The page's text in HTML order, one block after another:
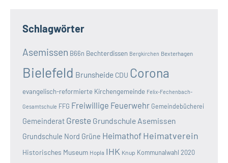
Schlagwörter
Asemissen B66n Bechterdissen Bergkirchen Bexterhagen
Bielefeld Brunsheide CDU Corona
evangelisch-reformierte Kirchengemeinde Felix-Fechenbach-
Gesamtschule FFG Freiwillige Feuerwehr Gemeindebücherei
Gemeinderat Greste Grundschule Asemissen
Grundschule Nord Grüne Heimathof Heimatverein
Historisches Museum Hopla IHK Knup Kommunalwahl 2020